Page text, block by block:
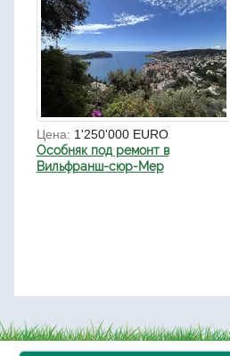
Цена: 1'250'000 EURO
Особняк под ремонт в
Вильфранш-сюр-Мер